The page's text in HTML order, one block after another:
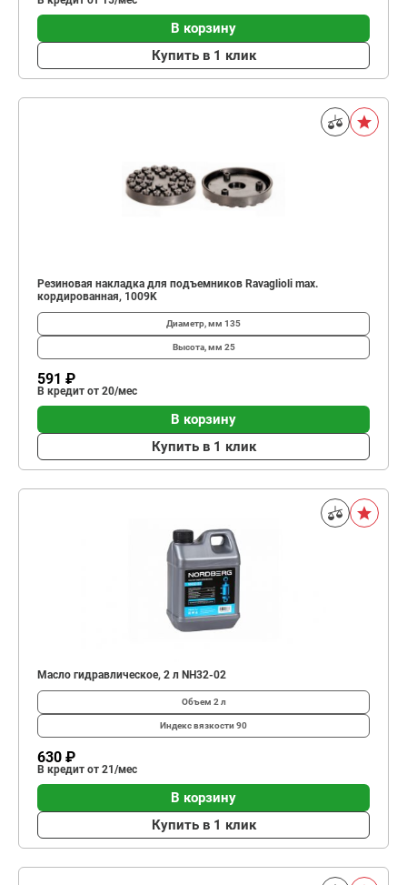
В корзину
Купить в 1 клик
Резиновая накладка для подъемников Ravaglioli max.
кордированная, 1009K
Диаметр, мм 135
Высота, мм 25
591 ₽
В кредит от 20/мес
В корзину
Купить в 1 клик
Масло гидравлическое, 2 л NH32-02
Объем 2 л
Индекс вязкости 90
630 ₽
В кредит от 21/мес
В корзину
Купить в 1 клик